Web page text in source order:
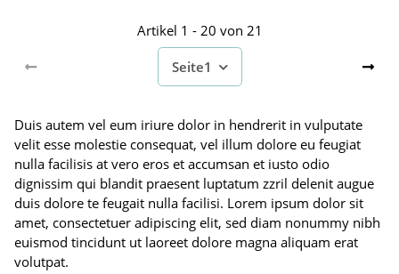
Artikel 1 - 20 von 21
Seite1
Duis autem vel eum iriure dolor in hendrerit in vulputate
velit esse molestie consequat, vel illum dolore eu feugiat
nulla facilisis at vero eros et accumsan et iusto odio
dignissim qui blandit praesent luptatum zzril delenit augue
duis dolore te feugait nulla facilisi. Lorem ipsum dolor sit
amet, consectetuer adipiscing elit, sed diam nonummy nibh
euismod tincidunt ut laoreet dolore magna aliquam erat
volutpat.